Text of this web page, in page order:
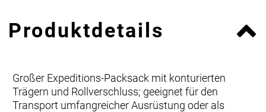
Produktdetails
Großer Expeditions-Packsack mit konturierten
Trägern und Rollverschluss; geeignet für den
Transport umfangreicher Ausrüstung oder als